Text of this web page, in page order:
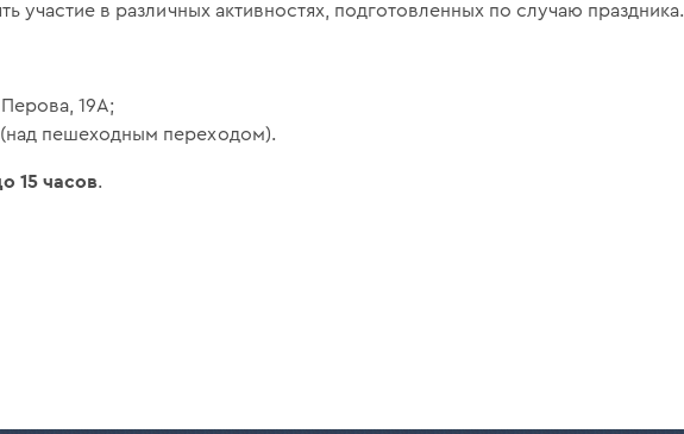
участие в различных активностях, подготовленных по случаю праздника.
19А;
(над пешеходным переходом).
15 часов.